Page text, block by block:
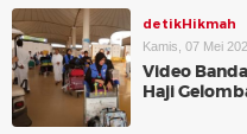
detikHikmah
Kamis, 07 Mei
Video
Haji